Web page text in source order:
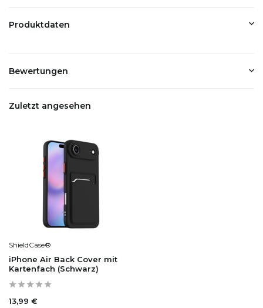
Produktdaten
Bewertungen
Zuletzt angesehen
ShieldCase®
iPhone Air Back Cover mit
Kartenfach (Schwarz)
13,99 €